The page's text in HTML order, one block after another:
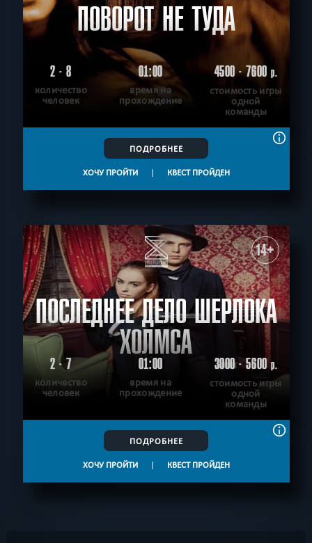
ПОВОРОТ НЕ ТУДА
2 - 8
количество
человек
01:00
время на
прохождение
4500 - 7600р.
стоимость игры
одной
команды
ПОДРОБНЕЕ
ХОЧУ ПРОЙТИ | КВЕСТ ПРОЙДЕН
14+
ПОСЛЕДНЕЕ ДЕЛО ШЕРЛОКА
ХОЛМСА
2 - 7
количество
человек
01:00
время на
прохождение
3000 - 5600р.
стоимость игры
одной
команды
ПОДРОБНЕЕ
ХОЧУ ПРОЙТИ | КВЕСТ ПРОЙДЕН